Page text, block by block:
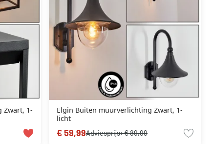
Zwart, 1-
Elgin Buiten muurverlichting Zwart, 1-
licht
€ 59,99Adviesprijs:€ 89,99